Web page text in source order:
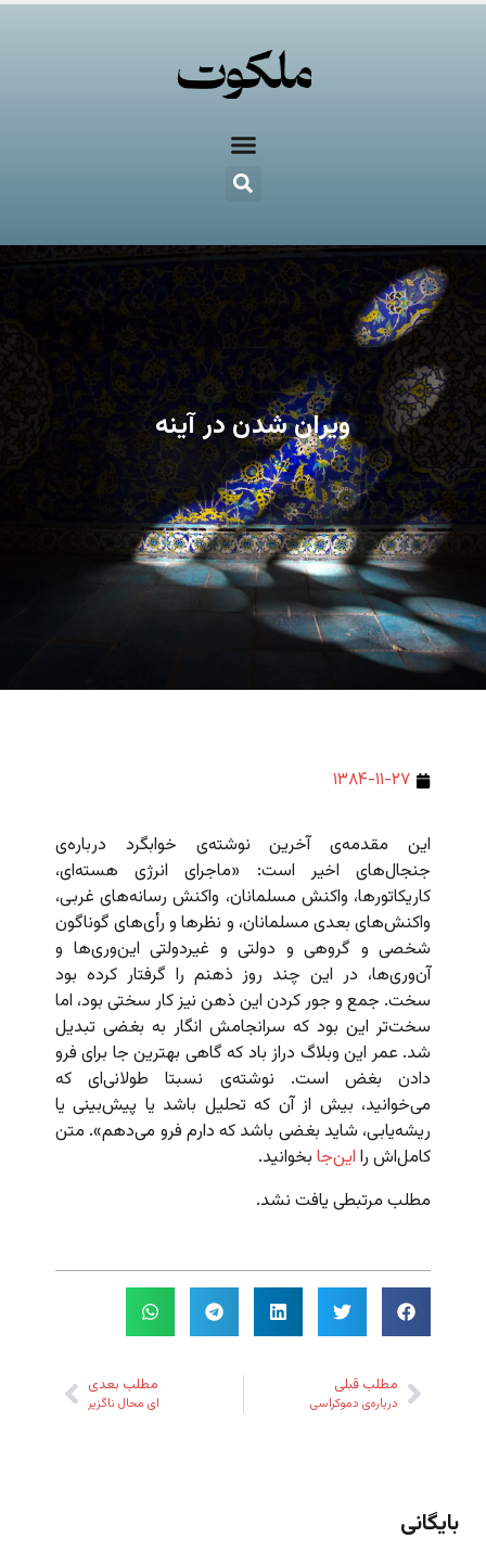
ویران شدن در آینه
۱۳۸۴-۱۱-۲۷
این مقدمه‌ی آخرین نوشته‌ی خوابگرد درباره‌ی
جنجال‌های اخیر است: «ماجرای انرژی هسته‌ای،
کاریکاتورها، واکنش مسلمانان، واکنش رسانه‌های غربی،
واکنش‌های بعدی مسلمانان، و نظرها و رأی‌های گوناگون
شخصی و گروهی و دولتی و غیردولتی این‌وری‌ها و
آن‌وری‌ها، در این چند روز ذهنم را گرفتار کرده بود
سخت. جمع و جور کردن این ذهن نیز کار سختی بود، اما
سخت‌تر این بود که سرانجامش انگار به بغضی تبدیل
شد. عمر این وبلاگ دراز باد که گاهی بهترین جا برای فرو
دادن بغض است. نوشته‌ی نسبتا طولانی‌ای که
می‌خوانید، بیش از آن که تحلیل باشد یا پیش‌بینی یا
ریشه‌یابی، شاید بغضی باشد که دارم فرو می‌دهم». متن
کامل‌اش را این‌جا بخوانید.
مطلب مرتبطی یافت نشد.
مطلب قبلی
درباره‌ی دموکراسی
مطلب بعدی
ای محال ناگزیر
بایگانی